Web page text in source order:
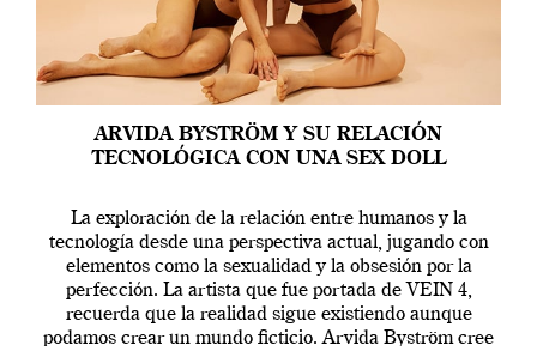
ARVIDA BYSTRÖM Y SU RELACIÓN
TECNOLÓGICA CON UNA SEX DOLL
La exploración de la relación entre humanos y la
tecnología desde una perspectiva actual, jugando con
elementos como la sexualidad y la obsesión por la
perfección. La artista que fue portada de VEIN 4,
recuerda que la realidad sigue existiendo aunque
podamos crear un mundo ficticio. Arvida Byström cree